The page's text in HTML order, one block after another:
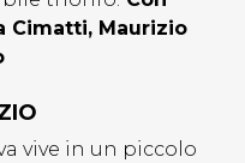
Cimatti, Maurizio
vive in un piccolo